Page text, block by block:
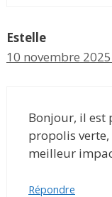
Estelle
10 novembre
Bonjour, il est
propolis
meilleur
Répondre